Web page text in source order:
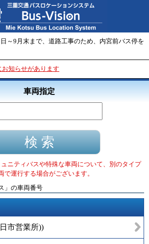
日～9月末まで、道路工事のため、内宮前バス停を
知らせがあります
車両指定
ニティバスや特殊な車両について、別のタイプ
で運行する場合がございます。
」 の車両番号
市営業所))